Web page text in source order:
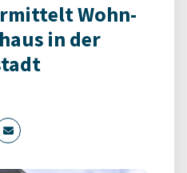
Wohn-
in der